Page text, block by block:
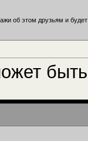
об этом друзьям и